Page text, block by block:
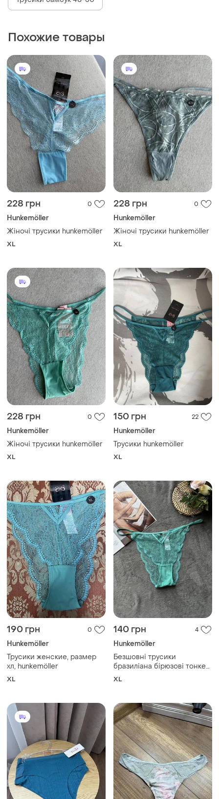
Похожие товары
228 грн 0
Hunkemöller
Жіночі трусики hunkemöller
XL
228 грн 0
Hunkemöller
Жіночі трусики hunkemöller
XL
228 грн 0
Hunkemöller
Жіночі трусики hunkemöller
XL
150 грн 22
Hunkemöller
Трусики hunkemöller
XL
190 грн 0
Hunkemöller
Трусики женские, размер
хл, hunkemöller
XL
140 грн 4
Hunkemöller
Безшовні трусики
бразиліана бірюзові тонке
мереживо hunkemöller
XL